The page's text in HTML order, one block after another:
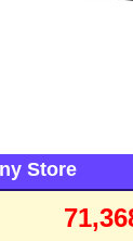
Store